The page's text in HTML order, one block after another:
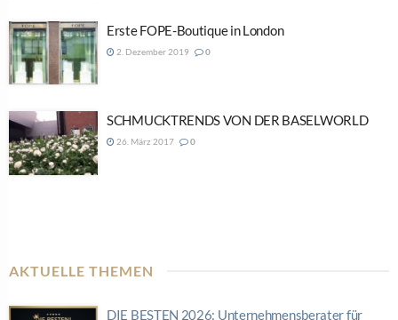
Erste FOPE-Boutique in London
2. Dezember 2019 0
SCHMUCKTRENDS VON DER BASELWORLD
26. März 2017 0
AKTUELLE THEMEN
DIE BESTEN 2026: Unternehmensberater für